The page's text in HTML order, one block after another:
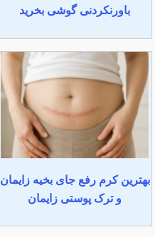
باورنکردنی گوشی بخرید
بهترین کرم رفع جای بخیه زایمان
و ترک پوستی زایمان